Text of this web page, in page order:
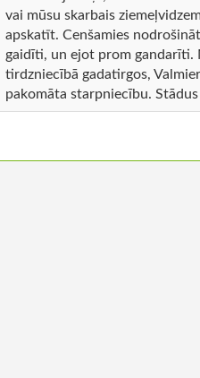
vai mūsu skarbais
apskatīt. Cenšamies
gaidīti, un ejot prom gandarīti.
tirdzniecībā gadatirgos,
pakomāta starpniecību.